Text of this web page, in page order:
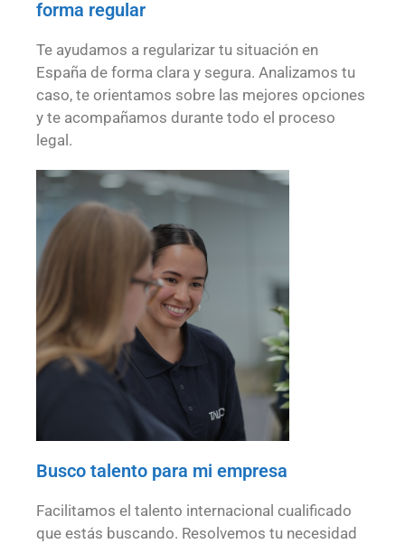
forma regular
Te ayudamos a regularizar tu situación en
España de forma clara y segura. Analizamos tu
caso, te orientamos sobre las mejores opciones
y te acompañamos durante todo el proceso
legal.
Busco talento para mi empresa
Facilitamos el talento internacional cualificado
que estás buscando. Resolvemos tu necesidad